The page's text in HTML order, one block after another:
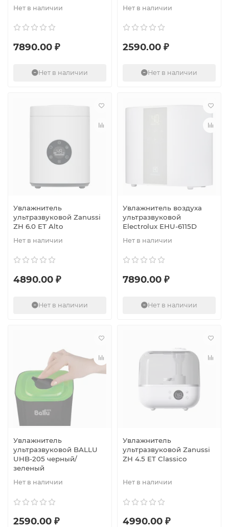
Нет в наличии
7890.00 ₽
Нет в наличии
Нет в наличии
2590.00 ₽
Нет в наличии
Увлажнитель
ультразвуковой Zanussi
ZH 6.0 ET Alto
Нет в наличии
4890.00 ₽
Нет в наличии
Увлажнитель воздуха
ультразвуковой
Electrolux EHU-6115D
Нет в наличии
7890.00 ₽
Нет в наличии
Увлажнитель
ультразвуковой BALLU
UHB-205 черный/
зеленый
Нет в наличии
2590.00 ₽
Увлажнитель
ультразвуковой Zanussi
ZH 4.5 ET Classico
Нет в наличии
4990.00 ₽